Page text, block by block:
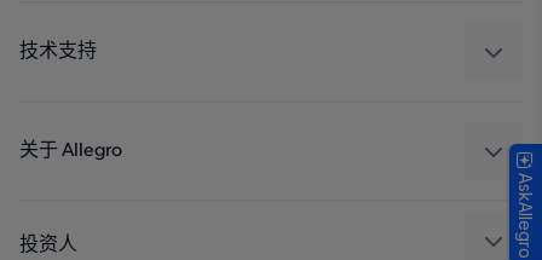
工业
技术支持
封装
关于 Allegro
人才招聘
投资人 AskAllegro